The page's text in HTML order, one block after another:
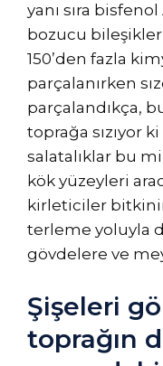
yanı sıra
bozucu
150’den fazla
parçalanırken
parçalandıkça,
toprağa sızıyor
salatalıklar bu
kök yüzeyleri
kirleticiler
terleme yoluyla
gövdelere ve
Şişeleri
toprağın